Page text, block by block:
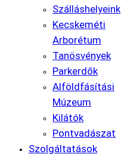
Szálláshelyeink
Kecskeméti
Arborétum
Tanösvények
Parkerdők
Alföldfásítási
Múzeum
Kilátók
Pontvadászat
Szolgáltatások